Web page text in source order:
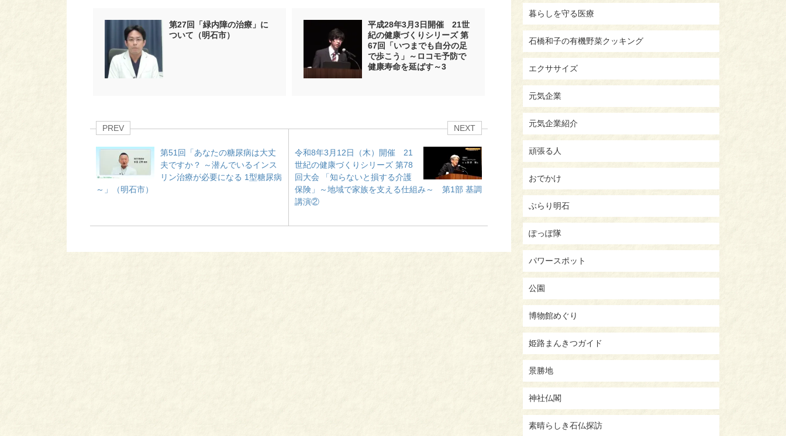
第27回「緑内障の治療」に
ついて（明石市）
平成28年3月3日開催 21世
紀の健康づくりシリーズ 第
67回「いつまでも自分の足
で歩こう」～ロコモ予防で
健康寿命を延ばす～3
PREV
第51回「あなたの糖尿病は大丈
夫ですか？ ～潜んでいるインス
リン治療が必要になる 1型糖尿病
～」（明石市）
NEXT
令和8年3月12日（木）開催 21
世紀の健康づくりシリーズ 第78
回大会 「知らないと損する介護
保険」～地域で家族を支える仕組み～ 第1部 基調
講演②
暮らしを守る医療
石橋和子の有機野菜クッキング
エクササイズ
元気企業
元気企業紹介
頑張る人
おでかけ
ぶらり明石
ぽっぽ隊
パワースポット
公園
博物館めぐり
姫路まんきつガイド
景勝地
神社仏閣
素晴らしき石仏探訪